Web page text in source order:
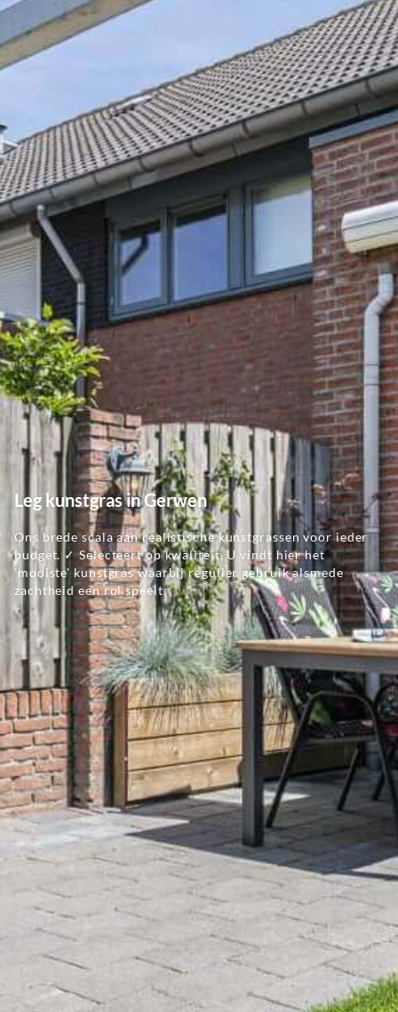
Leg kunstgras in Gerwen
Ons brede scala aan realistische kunstgrassen voor ieder
budget. ✓ Selecteert op kwaliteit. U vindt hier het
'mooiste' kunstgras waarbij regulier gebruik alsmede
zachtheid een rol speelt.